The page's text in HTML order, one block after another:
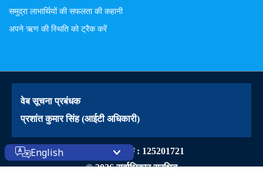
समुद्रा लाभार्थियों की सफलता की कहानी
अपने ऋण की स्थिति को ट्रैक करें
वेब सूचना प्रबंधक
प्रशांत कुमार सिंह (आईटी अधिकारी)
वेबसाइट आंगतुक : 125201721
© 2026 सर्वाधिकार सुरक्षित
English